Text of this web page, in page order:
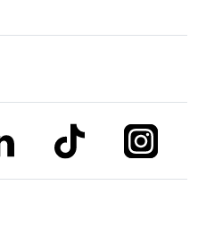
link to linkedinlink to tiktok link to